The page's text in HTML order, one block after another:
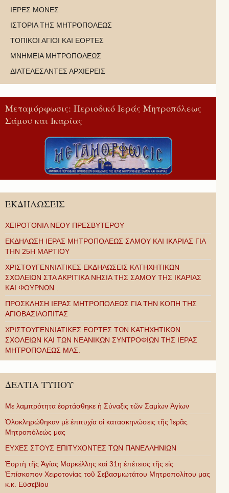
ΙΕΡΕΣ ΜΟΝΕΣ
ΙΣΤΟΡΙΑ ΤΗΣ ΜΗΤΡΟΠΟΛΕΩΣ
ΤΟΠΙΚΟΙ ΑΓΙΟΙ ΚΑΙ ΕΟΡΤΕΣ
ΜΝΗΜΕΙΑ ΜΗΤΡΟΠΟΛΕΩΣ
ΔΙΑΤΕΛΕΣΑΝΤΕΣ ΑΡΧΙΕΡΕΙΣ
Μεταμόρφωσις: Περιοδικό Ιεράς Μητροπόλεως
Σάμου και Ικαρίας
ΕΚΔΗΛΩΣΕΙΣ
ΧΕΙΡΟΤΟΝΙΑ ΝΕΟΥ ΠΡΕΣΒΥΤΕΡΟΥ
ΕΚΔΗΛΩΣΗ ΙΕΡΑΣ ΜΗΤΡΟΠΟΛΕΩΣ ΣΑΜΟΥ ΚΑΙ ΙΚΑΡΙΑΣ ΓΙΑ
ΤΗΝ 25Η ΜΑΡΤΙΟΥ
ΧΡΙΣΤΟΥΓΕΝΝΙΑΤΙΚΕΣ ΕΚΔΗΛΩΣΕΙΣ ΚΑΤΗΧΗΤΙΚΩΝ
ΣΧΟΛΕΙΩΝ ΣΤΑ ΑΚΡΙΤΙΚΑ ΝΗΣΙΑ ΤΗΣ ΣΑΜΟΥ ΤΗΣ ΙΚΑΡΙΑΣ
ΚΑΙ ΦΟΥΡΝΩΝ .
ΠΡΟΣΚΛΗΣΗ ΙΕΡΑΣ ΜΗΤΡΟΠΟΛΕΩΣ ΓΙΑ ΤΗΝ ΚΟΠΗ ΤΗΣ
ΑΓΙΟΒΑΣΙΛΟΠΙΤΑΣ
ΧΡΙΣΤΟΥΓΕΝΝΙΑΤΙΚΕΣ ΕΟΡΤΕΣ ΤΩΝ ΚΑΤΗΧΗΤΙΚΩΝ
ΣΧΟΛΕΙΩΝ ΚΑΙ ΤΩΝ ΝΕΑΝΙΚΩΝ ΣΥΝΤΡΟΦΙΩΝ ΤΗΣ ΙΕΡΑΣ
ΜΗΤΡΟΠΟΛΕΩΣ ΜΑΣ.
ΔΕΛΤΙΑ ΤΥΠΟΥ
Με λαμπρότητα ἑορτάσθηκε ἡ Σύναξις τῶν Σαμίων Ἁγίων
Ὁλοκληρώθηκαν μὲ ἐπιτυχία οἱ κατασκηνώσεις τῆς Ἱερᾶς
Μητροπόλεώς μας
ΕΥΧΕΣ ΣΤΟΥΣ ΕΠΙΤΥΧΟΝΤΕΣ ΤΩΝ ΠΑΝΕΛΛΗΝΙΩΝ
Ἑορτὴ τῆς Ἁγίας Μαρκέλλης καὶ 31η ἐπέτειος τῆς εἰς
Ἐπίσκοπον Χειροτονίας τοῦ Σεβασμιωτάτου Μητροπολίτου μας
κ.κ. Εὐσεβίου